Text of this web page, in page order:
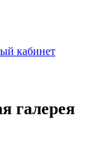
кабинет
галерея